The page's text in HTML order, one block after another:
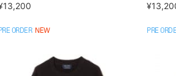
PRE ORDER NEW PRE